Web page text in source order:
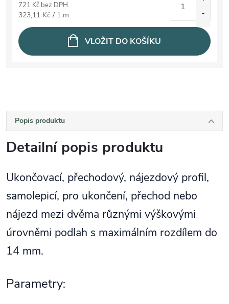
721 Kč bez DPH
Měrná cena:
323,11 Kč / 1 m
VLOŽIT DO KOŠÍKU
Popis produktu
Detailní popis produktu
Ukončovací, přechodový, nájezdový profil,
samolepicí, pro ukončení, přechod nebo
nájezd mezi dvěma různými výškovými
úrovněmi podlah s maximálním rozdílem do
14 mm.
Parametry: